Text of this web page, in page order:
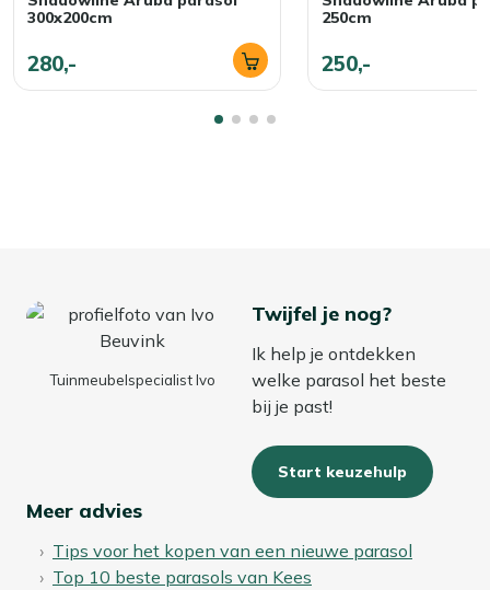
300x200cm
280,-
250cm
250,-
Tuinmeubelspecialist Ivo
Twijfel je nog?
Ik help je ontdekken
welke parasol het beste
bij je past!
Start keuzehulp
Meer advies
Tips voor het kopen van een nieuwe parasol
Top 10 beste parasols van Kees